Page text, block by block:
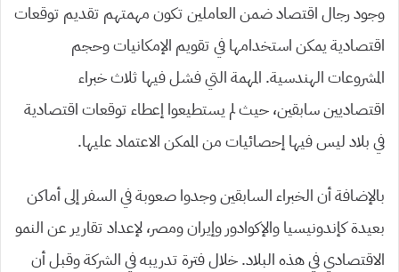
وجود رجال اقتصاد ضمن العاملين تكون مهمتهم تقديم توقعات
اقتصادية يمكن استخدامها في تقويم الإمكانيات وحجم
المشروعات الهندسية. المهمة التي فشل فيها ثلاث خبراء
اقتصاديين سابقين، حيث لم يستطيعوا إعطاء توقعات اقتصادية
في بلاد ليس فيها إحصائيات من الممكن الاعتماد عليها.
بالإضافة أن الخبراء السابقين وجدوا صعوبة في السفر إلى أماكن
بعيدة كإندونيسيا والإكوادور وإيران ومصر، لإعداد تقارير عن النمو
الاقتصادي في هذه البلاد. خلال فترة تدريبه في الشركة وقبل أن